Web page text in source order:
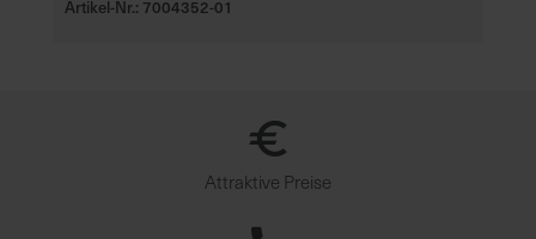
Artikel-Nr.: 7004352-01
Attraktive Preise